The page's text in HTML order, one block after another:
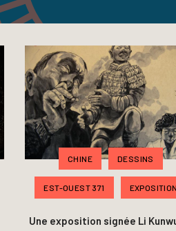
CHINE DESSINS
EST-OUEST 371 EXPOSITION
Une exposition signée Li